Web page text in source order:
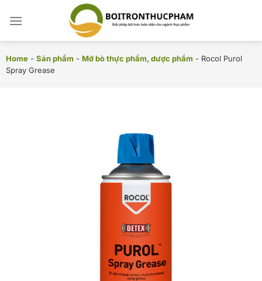
đến
Home - Sản phẩm - Mỡ bò thực phẩm, dược phẩm - Rocol Purol
Spray Grease